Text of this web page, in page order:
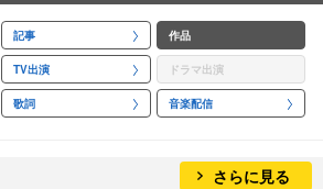
記事 作品
TV出演 ドラマ出演
歌詞 音楽配信
さらに見る